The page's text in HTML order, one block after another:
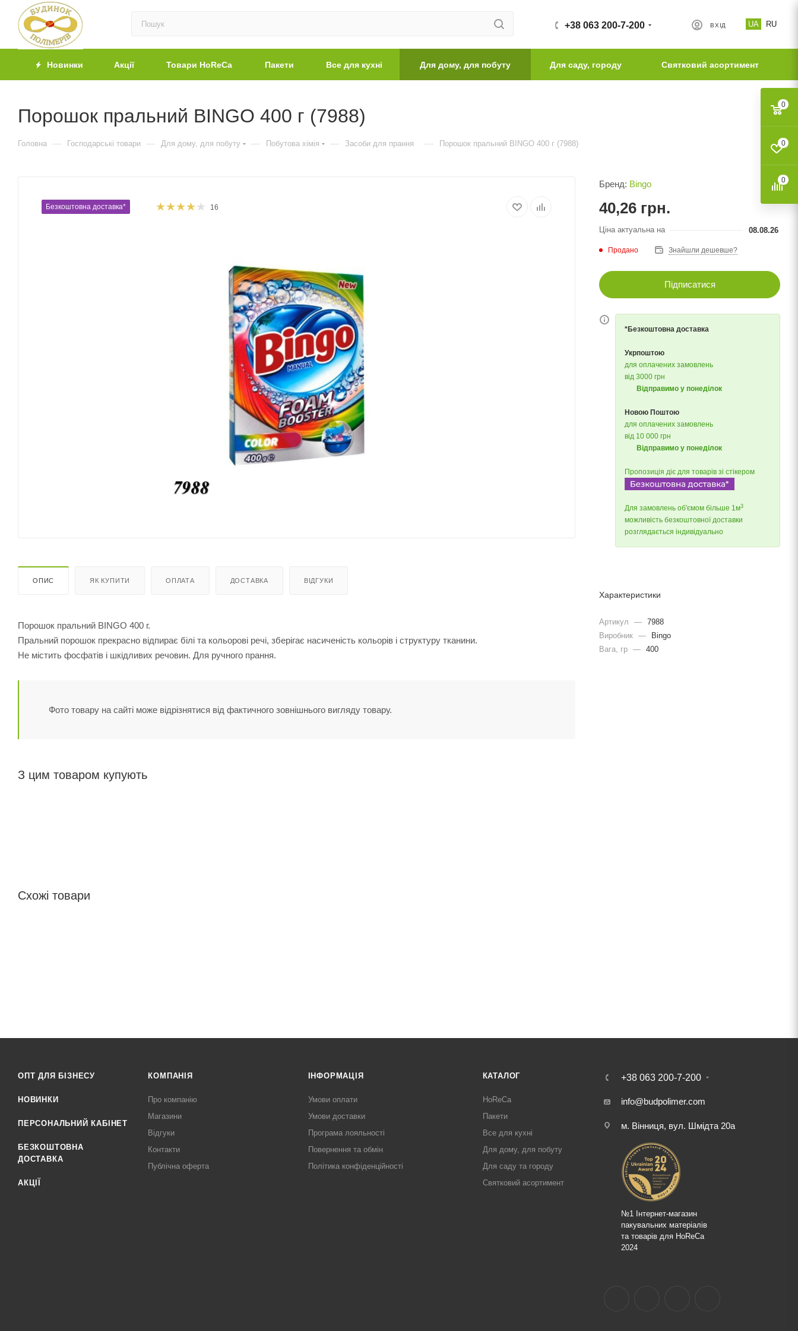
UA RU
ВХІД
+38 063 200-7-200
Новинки Акції Товари HoReCa Пакети Все для кухні Для дому, для побуту Для саду, городу Святковий асортимент
Порошок пральний BINGO 400 г (7988)
Головна — Господарські товари — Для дому, для побуту — Побутова хімія — Засоби для прання — Порошок пральний BINGO 400 г (7988)
Безкоштовна доставка* 16
ОПИС ЯК КУПИТИ ОПЛАТА ДОСТАВКА ВІДГУКИ
Порошок пральний BINGO 400 г.
Пральний порошок прекрасно відпирає білі та кольорові речі, зберігає насиченість кольорів і структуру тканини.
Не містить фосфатів і шкідливих речовин. Для ручного прання.
Фото товару на сайті може відрізнятися від фактичного зовнішнього вигляду товару.
З цим товаром купують
Схожі товари
Бренд: Bingo
40,26 грн.
Ціна актуальна на 08.08.26
Продано Знайшли дешевше?
Підписатися
*Безкоштовна доставка
Укрпоштою
для оплачених замовлень
від 3000 грн
Відправимо у понеділок
Новою Поштою
для оплачених замовлень
від 10 000 грн
Відправимо у понеділок
Пропозиція діє для товарів зі стікером
Для замовлень об'ємом більше 1м3
можливість безкоштовної доставки
розглядається індивідуально
Характеристики
Артикул — 7988
Виробник —
Bingo
Вага, гр — 400
ОПТ ДЛЯ БІЗНЕСУ
НОВИНКИ
ПЕРСОНАЛЬНИЙ КАБІНЕТ
БЕЗКОШТОВНА
ДОСТАВКА
АКЦІЇ
КОМПАНІЯ
Про компанію
Магазини
Відгуки
Контакти
Публічна оферта
ІНФОРМАЦІЯ
Умови оплати
Умови доставки
Програма лояльності
Повернення та обмін
Політика конфіденційності
КАТАЛОГ
HoReCa
Пакети
Все для кухні
Для дому, для побуту
Для саду та городу
Святковий асортимент
+38 063 200-7-200
info@budpolimer.com
м. Вінниця, вул. Шмідта 20а
№1 Інтернет-магазин
пакувальних матеріалів
та товарів для HoReCa
2024
0
0
0